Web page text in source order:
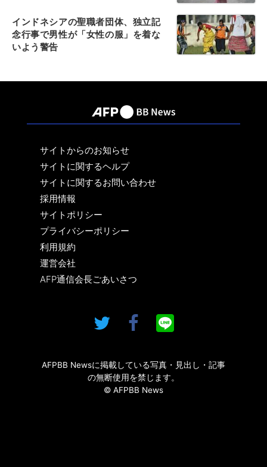
インドネシアの聖職者団体、独立記
念行事で男性が「女性の服」を着な
いよう警告
サイトからのお知らせ
サイトに関するヘルプ
サイトに関するお問い合わせ
採用情報
サイトポリシー
プライバシーポリシー
利用規約
運営会社
AFP通信会長ごあいさつ
AFPBB Newsに掲載している写真・見出し・記事
の無断使用を禁じます。
© AFPBB News